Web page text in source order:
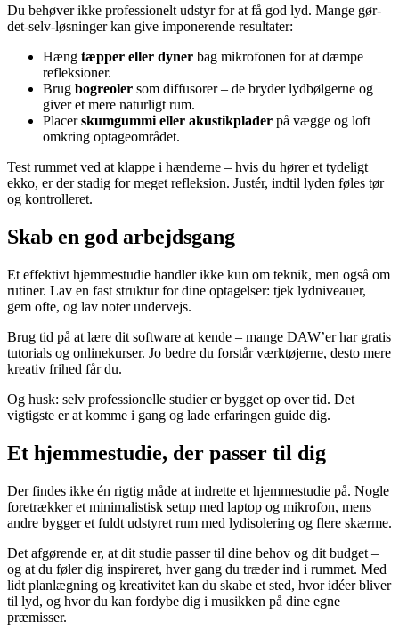
Du behøver ikke professionelt udstyr for at få god lyd. Mange gør-
det-selv-løsninger kan give imponerende resultater:
Hæng tæpper eller dyner bag mikrofonen for at dæmpe
refleksioner.
Brug bogreoler som diffusorer – de bryder lydbølgerne og
giver et mere naturligt rum.
Placerskumgummi eller akustikplader på vægge og loft
omkring optageområdet.
Test rummet ved at klappe i hænderne – hvis du hører et tydeligt
ekko, er der stadig for meget refleksion. Justér, indtil lyden føles tør
og kontrolleret.
Skab en god arbejdsgang
Et effektivt hjemmestudie handler ikke kun om teknik, men også om
rutiner. Lav en fast struktur for dine optagelser: tjek lydniveauer,
gem ofte, og lav noter undervejs.
Brug tid på at lære dit software at kende – mange DAW’er har gratis
tutorials og onlinekurser. Jo bedre du forstår værktøjerne, desto mere
kreativ frihed får du.
Og husk: selv professionelle studier er bygget op over tid. Det
vigtigste er at komme i gang og lade erfaringen guide dig.
Et hjemmestudie, der passer til dig
Der findes ikke én rigtig måde at indrette et hjemmestudie på. Nogle
foretrækker et minimalistisk setup med laptop og mikrofon, mens
andre bygger et fuldt udstyret rum med lydisolering og flere skærme.
Det afgørende er, at dit studie passer til dine behov og dit budget –
og at du føler dig inspireret, hver gang du træder ind i rummet. Med
lidt planlægning og kreativitet kan du skabe et sted, hvor idéer bliver
til lyd, og hvor du kan fordybe dig i musikken på dine egne
præmisser.